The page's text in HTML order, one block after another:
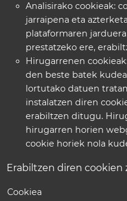
Analisirako cookieak:
jarraipena eta
plataformaren
prestatzeko ere,
Hirugarrenen
den beste batek
lortutako datuen
instalatzen diren
erabiltzen ditugu.
hirugarren horien
cookie horiek nola
Erabiltzen diren cookien
Cookiea